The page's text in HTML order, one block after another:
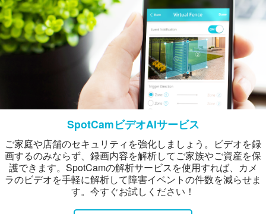
SpotCamビデオAIサービス
ご家庭や店舗のセキュリティを強化しましょう。ビデオを録
画するのみならず、録画内容を解析してご家族やご資産を保
護できます。SpotCamの解析サービスを使用すれば、カメ
ラのビデオを手軽に解析して障害イベントの件数を減らせま
す。今すぐお試しください！